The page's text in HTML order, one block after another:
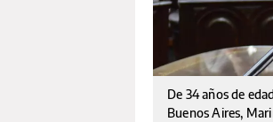
De 34 años de
Buenos Aires,